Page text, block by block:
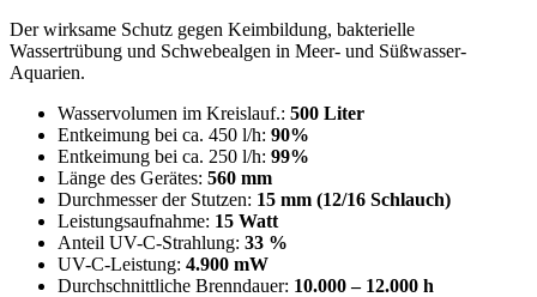
Menge
Der wirksame Schutz gegen Keimbildung, bakterielle
Wassertrübung und Schwebealgen in Meer- und Süßwasser-
Aquarien.
Wasservolumen im Kreislauf.: 500 Liter
Entkeimung bei ca. 450 l/h: 90%
Entkeimung bei ca. 250 l/h: 99%
Länge des Gerätes: 560 mm
Durchmesser der Stutzen: 15 mm (12/16 Schlauch)
Leistungsaufnahme: 15 Watt
Anteil UV-C-Strahlung: 33 %
UV-C-Leistung: 4.900 mW
Durchschnittliche Brenndauer: 10.000 – 12.000 h